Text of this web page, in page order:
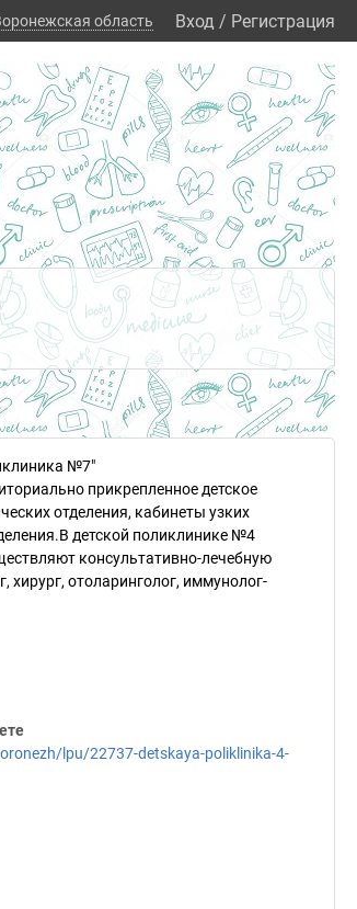
область Вход / Регистрация
№7"
прикрепленное детское
отделения, кабинеты узких
детской поликлинике №4
консультативно-лечебную
отоларинголог, иммунолог-
lpu/22737-detskaya-poliklinika-4-